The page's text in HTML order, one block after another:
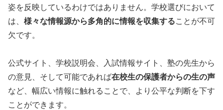
姿を反映しているわけではありません。学校選びにおいて
は、 様々な情報源から多角的に情報を収集することが不可
欠です。
公式サイト、学校説明会、入試情報サイト、塾の先生から
の意見、そして可能であれば在校生の保護者からの生の声
など、幅広い情報に触れることで、より公平な判断を下す
ことができます。